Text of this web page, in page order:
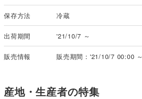
保存方法 冷蔵
出荷期間 '21/10/7 ～
販売情報 販売期間：'21/10/7 00:00 ～
産地・生産者の特集